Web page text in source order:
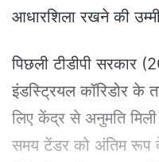
i
आधारशिला रखने की
पिछली टीडीपी सरकार
इंडस्ट्रियल कॉरिडोर के
लिए केंद्र से अनुमति
समय टेंडर को अंतिम रूप